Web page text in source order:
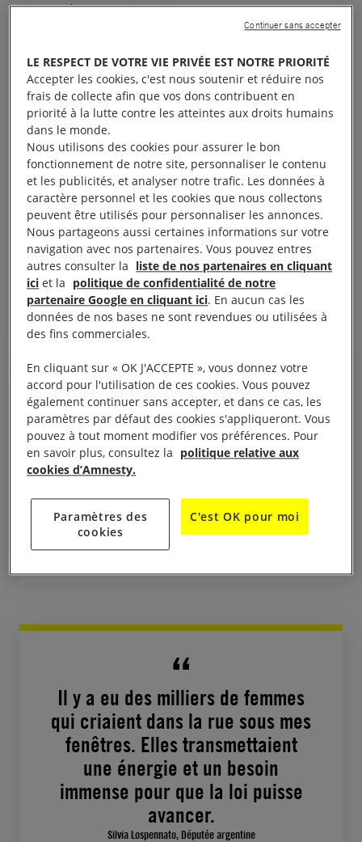
quatorzième semaine de grossesse.
C’est le combat des Argentines que retrace WE
MADE IT. Trois épisodes qui vous embarquent dans
les rues de Buenos Aires, auprès des femmes qui se
sont battues pour légaliser l’avortement dans le
pays, au cœur du Sénat argentin, aux côtés de la
députée Silvia Lospennato, qui a porté haut et fort la
proposition de loi devant le Parlement.
Entre espoirs, désillusions, soulagements et
solidarité, retour sur des années de lutte pour que
les personnes pouvant être enceintes puissent
disposer librement de leur corps.
On pense que l'Argentine peut
être aujourd'hui un phare de
cette lumière verte qui éclaire ou
va éclairer tout le continent.
Paola Garcia Rey, Directrice adjointe d'Amnesty International
Il y a eu des milliers de femmes
qui criaient dans la rue sous mes
fenêtres. Elles transmettaient
une énergie et un besoin
immense pour que la loi puisse
avancer.
Silvia Lospennato, Députée argentine
LE RESPECT DE VOTRE VIE PRIVÉE EST NOTRE PRIORITÉ
Accepter les cookies, c'est nous soutenir et réduire nos
frais de collecte afin que vos dons contribuent en
priorité à la lutte contre les atteintes aux droits humains
dans le monde.
Nous utilisons des cookies pour assurer le bon
fonctionnement de notre site, personnaliser le contenu
et les publicités, et analyser notre trafic. Les données à
caractère personnel et les cookies que nous collectons
peuvent être utilisés pour personnaliser les annonces.
Nous partageons aussi certaines informations sur votre
navigation avec nos partenaires. Vous pouvez entres
autres consulter la liste de nos partenaires en cliquant
ici et la politique de confidentialité de notre
partenaire Google en cliquant ici. En aucun cas les
données de nos bases ne sont revendues ou utilisées à
des fins commerciales.
En cliquant sur « OK J'ACCEPTE », vous donnez votre
accord pour l'utilisation de ces cookies. Vous pouvez
également continuer sans accepter, et dans ce cas, les
paramètres par défaut des cookies s'appliqueront. Vous
pouvez à tout moment modifier vos préférences. Pour
en savoir plus, consultez la politique relative aux
cookies d’Amnesty.
Paramètres des
cookies
C'est OK pour moi
Continuer sans accepter